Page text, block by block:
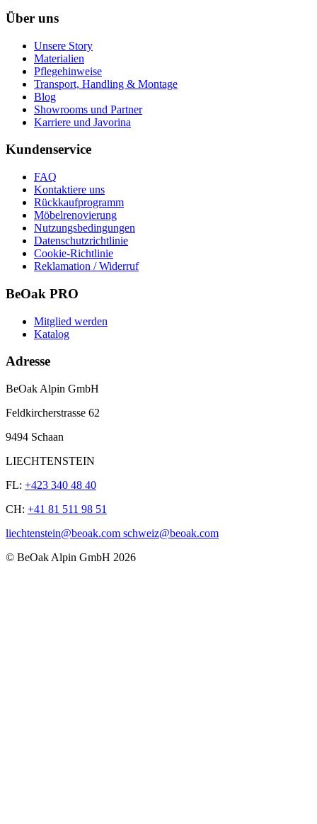
Über uns
Unsere Story
Materialien
Pflegehinweise
Transport, Handling & Montage
Blog
Showrooms und Partner
Karriere und Javorina
Kundenservice
FAQ
Kontaktiere uns
Rückkaufprogramm
Möbelrenovierung
Nutzungsbedingungen
Datenschutzrichtlinie
Cookie-Richtlinie
Reklamation / Widerruf
BeOak PRO
Mitglied werden
Katalog
Adresse
BeOak Alpin GmbH
Feldkircherstrasse 62
9494 Schaan
LIECHTENSTEIN
FL: +423 340 48 40
CH: +41 81 511 98 51
liechtenstein@beoak.com schweiz@beoak.com
© BeOak Alpin GmbH 2026